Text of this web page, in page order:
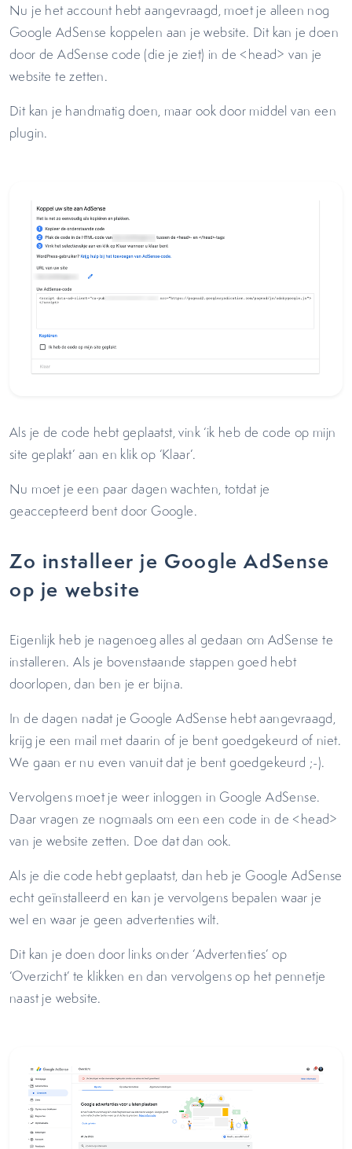
Nu je het account hebt aangevraagd, moet je alleen nog
Google AdSense koppelen aan je website. Dit kan je doen
door de AdSense code (die je ziet) in de <head> van je
website te zetten.
Dit kan je handmatig doen, maar ook door middel van een
plugin.
Als je de code hebt geplaatst, vink ‘ik heb de code op mijn
site geplakt’ aan en klik op ‘Klaar’.
Nu moet je een paar dagen wachten, totdat je
geaccepteerd bent door Google.
Zo installeer je Google AdSense
op je website
Eigenlijk heb je nagenoeg alles al gedaan om AdSense te
installeren. Als je bovenstaande stappen goed hebt
doorlopen, dan ben je er bijna.
In de dagen nadat je Google AdSense hebt aangevraagd,
krijg je een mail met daarin of je bent goedgekeurd of niet.
We gaan er nu even vanuit dat je bent goedgekeurd ;-).
Vervolgens moet je weer inloggen in Google AdSense.
Daar vragen ze nogmaals om een een code in de <head>
van je website zetten. Doe dat dan ook.
Als je die code hebt geplaatst, dan heb je Google AdSense
echt geïnstalleerd en kan je vervolgens bepalen waar je
wel en waar je geen advertenties wilt.
Dit kan je doen door links onder ‘Advertenties’ op
‘Overzicht’ te klikken en dan vervolgens op het pennetje
naast je website.